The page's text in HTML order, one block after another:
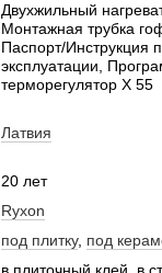
Двухжильный
Монтажная трубка
Паспорт/Инструкция
эксплуатации,
терморегулятор X 55
Латвия
20 лет
Ryxon
под плитку, под